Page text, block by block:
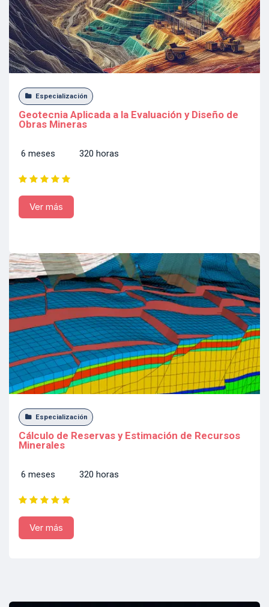
Especialización
Geotecnia Aplicada a la Evaluación y Diseño de
Obras Mineras
6 meses 320 horas
Ver más
Especialización
Cálculo de Reservas y Estimación de Recursos
Minerales
6 meses 320 horas
Ver más